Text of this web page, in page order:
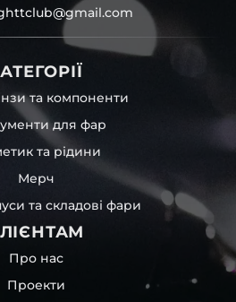
та компоненти
для фар
та рідини
Мерч
та складові фари
Про нас
Проекти